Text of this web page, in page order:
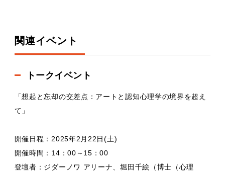
関連イベント
トークイベント
「想起と忘却の交差点：アートと認知心理学の境界を超え
て」
開催日程：2025年2月22日(土)
開催時間：14：00～15：00
登壇者：ジダーノワ アリーナ、堀田千絵（博士（心理